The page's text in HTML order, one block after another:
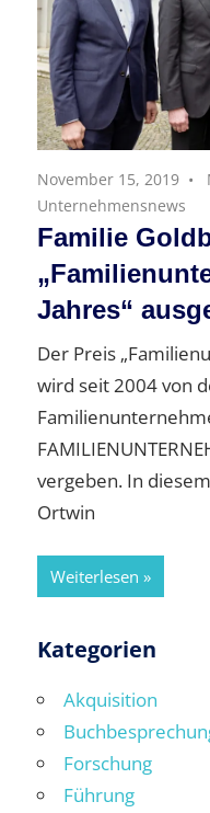
November 15, 2019
Unternehmensnews
Familie
Jahres“
Der Preis
wird seit 2004 von
vergeben. In
Ortwin
Weiterlesen
Kategorien
Akquisition
Forschung
Führung